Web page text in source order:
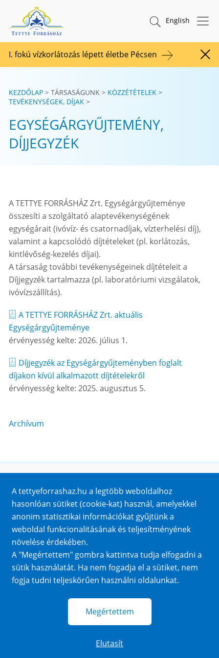
Tovább a tartalomhoz
TETTYE FORRÁSHÁZ Zrt. Keresés indítása
English
I. fokú vízkorlátozás lépett életbe Pécsen
KEZDŐLAP TÁRSASÁGUNK
KÖZZÉTÉTELEK
TEVÉKENYSÉGEK, DÍJAK
EGYSÉGÁRGYŰJTEMÉNY,
DÍJJEGYZÉK
A TETTYE FORRÁSHÁZ Zrt. Egységárgyűjteménye
összesíti a szolgáltató alaptevékenységének
egységárait (ivóvíz- és csatornadíjak, vízterhelési díj),
valamint a kapcsolódó díjtételeket (pl. korlátozás,
kintlévőség-kezelés díjai).
A társaság további tevékenységeinek díjtételeit a
Díjjegyzék tartalmazza (pl. laboratóriumi vizsgálatok,
ivóvízszállítás).
A TETTYE FORRÁSHÁZ Zrt. aktuális
Egységárgyűjteménye
érvényesség kelte: 2026. július 1.
Díjjegyzék az Egységárgyűjteményben foglalt
díjakon kívül alkalmazott díjtételekről
érvényesség kelte: 2025. augusztus 5.
Archívum
Impresszum
Sütik
Adatvédelem
Közérdekű adatok
A tettyeforrashaz.hu a legtöbb weboldalhoz
hasonlóan sütiket (cookie-kat) használ, amelyekkel
anonim statisztikai információkat gyűjtünk a
weboldal funkcionalitásának és teljesítményének
növelése érdekében.
A "Megértettem" gombra kattintva tudja elfogadni a
sütik használatát. Ha nem fogadja el a sütiket, nem
fogja tudni teljeskörűen használni oldalunkat.
Megértettem
Elutasít